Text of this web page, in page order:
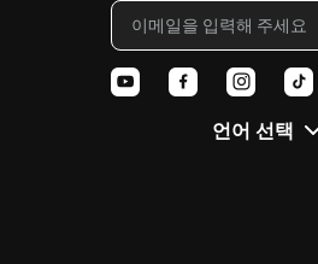
언어 선택
픽사 스타일 필터
AI 폴라로이드